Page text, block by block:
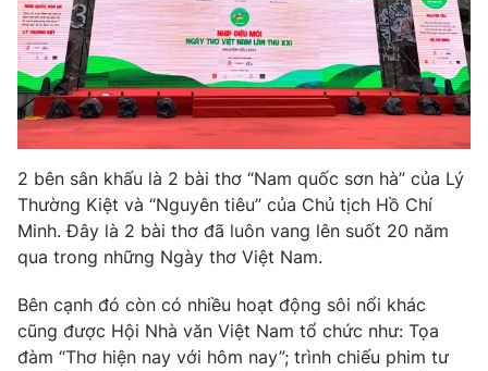
2 bên sân khấu là 2 bài thơ “Nam quốc sơn hà” của Lý
Thường Kiệt và “Nguyên tiêu” của Chủ tịch Hồ Chí
Minh. Đây là 2 bài thơ đã luôn vang lên suốt 20 năm
qua trong những Ngày thơ Việt Nam.
Bên cạnh đó còn có nhiều hoạt động sôi nổi khác
cũng được Hội Nhà văn Việt Nam tổ chức như: Tọa
đàm “Thơ hiện nay với hôm nay”; trình chiếu phim tư